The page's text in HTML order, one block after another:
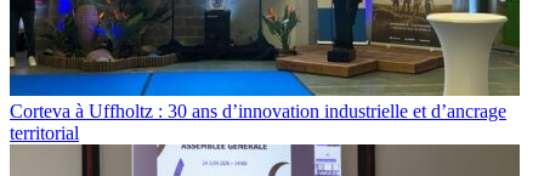
Corteva à Uffholtz : 30 ans d’innovation industrielle et d’ancrage
territorial